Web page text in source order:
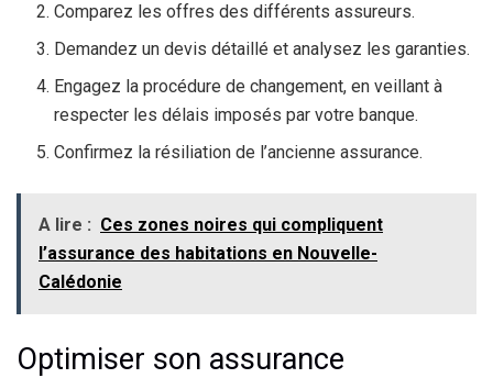
Comparez les offres des différents assureurs.
Demandez un devis détaillé et analysez les garanties.
Engagez la procédure de changement, en veillant à
respecter les délais imposés par votre banque.
Confirmez la résiliation de l’ancienne assurance.
A lire : Ces zones noires qui compliquent
l’assurance des habitations en Nouvelle-
Calédonie
Optimiser son assurance